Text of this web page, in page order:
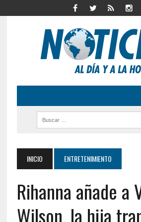
INICIO ENTRETENIMIENTO
Rihanna añade a
Wilson, la hija